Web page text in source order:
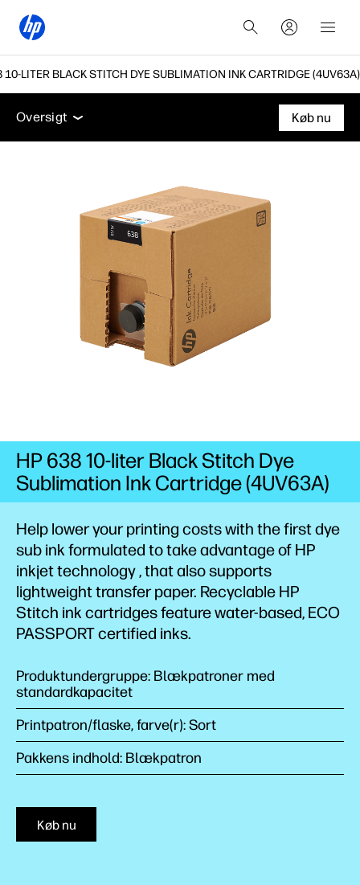
10-LITER BLACK STITCH DYE SUBLIMATION INK CARTRIDGE (4UV63A)
Oversigt
Support
Oversigt
Køb nu
Help lower your printing costs with the first dye
sub ink formulated to take advantage of HP
inkjettechnology, that also supports
lightweight transfer paper. Recyclable HP
Stitch ink cartridges feature water-based, ECO
PASSPORT certified inks.
Produktundergruppe: Blækpatroner med
standardkapacitet
Printpatron/flaske, farve(r): Sort
Pakkens indhold: Blækpatron
Køb nu
HP 638 10-liter Black Stitch Dye
Sublimation Ink Cartridge (4UV63A)